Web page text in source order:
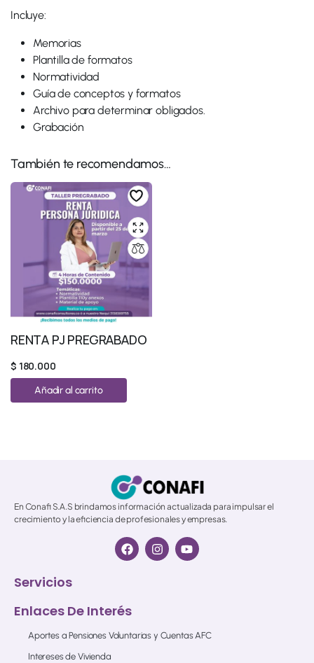
Incluye:
Memorias
Plantilla de formatos
Normatividad
Guía de conceptos y formatos
Archivo para determinar obligados.
Grabación
También te recomendamos…
RENTA PJ PREGRABADO
$ 180.000
Añadir al carrito
En Conafi S.A.S brindamos información actualizada para impulsar el
crecimiento y la eficiencia de profesionales y empresas.
Servicios
Enlaces De Interés
Aportes a Pensiones Voluntarias y Cuentas AFC
Intereses de Vivienda